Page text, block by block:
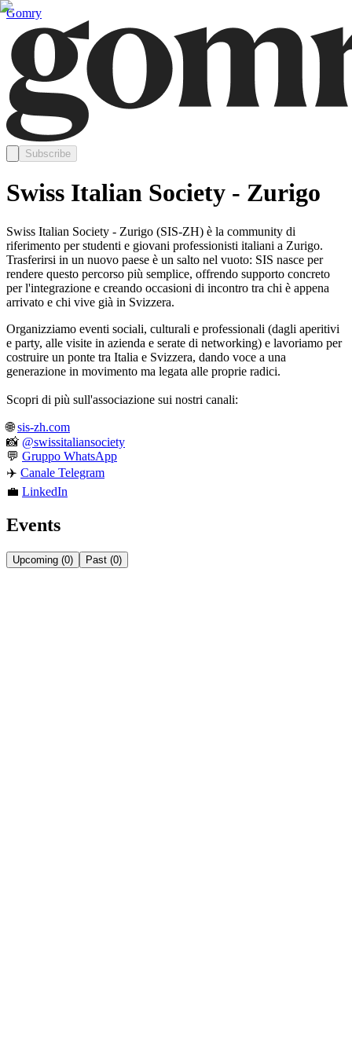
Gomry
Subscribe
Swiss Italian Society - Zurigo
Swiss Italian Society - Zurigo (SIS-ZH) è la community di
riferimento per studenti e giovani professionisti italiani a Zurigo.
Trasferirsi in un nuovo paese è un salto nel vuoto: SIS nasce per
rendere questo percorso più semplice, offrendo supporto concreto
per l'integrazione e creando occasioni di incontro tra chi è appena
arrivato e chi vive già in Svizzera.
Organizziamo eventi sociali, culturali e professionali (dagli aperitivi
e party, alle visite in azienda e serate di networking) e lavoriamo per
costruire un ponte tra Italia e Svizzera, dando voce a una
generazione in movimento ma legata alle proprie radici.
Scopri di più sull'associazione sui nostri canali:
🌐sis-zh.com
📸 @swissitaliansociety
💬 Gruppo WhatsApp
✈️ Canale Telegram
💼 LinkedIn
Events
Upcoming (0) Past (0)